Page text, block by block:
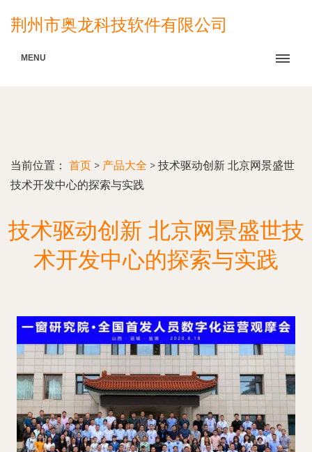
荆州市奥龙科技软件有限公司
MENU
当前位置： 首页 > 产品大全 > 技术驱动创新 北京网景盛世
技术开发中心的探索与实践
技术驱动创新 北京网景盛世技
术开发中心的探索与实践